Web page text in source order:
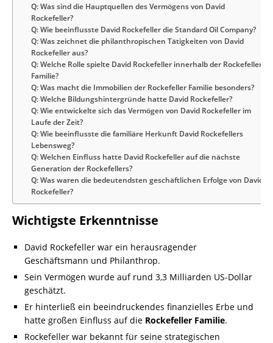
Q: Was sind die Hauptquellen des Vermögens von David
Rockefeller?
Q: Wie beeinflusste David Rockefeller die Standard Oil Company?
Q: Was zeichnet die philanthropischen Tätigkeiten von David
Rockefeller aus?
Q: Welche Rolle spielte David Rockefeller innerhalb der Rockefeller
Familie?
Q: Was macht die Immobilien der Rockefeller Familie besonders?
Q: Welche Bildungshintergründe hatte David Rockefeller?
Q: Wie entwickelte sich das Vermögen von David Rockefeller im
Laufe der Zeit?
Q: Wie beeinflusste die familiäre Herkunft David Rockefellers
Lebensweg?
Q: Welchen Einfluss hatte David Rockefeller auf die nächste
Generation der Rockefellers?
Q: Was waren die bedeutendsten geschäftlichen Erfolge von David
Rockefeller?
Wichtigste Erkenntnisse
David Rockefeller war ein herausragender
Geschäftsmann und Philanthrop.
Sein Vermögen wurde auf rund 3,3 Milliarden US-Dollar
geschätzt.
Er hinterließ ein beeindruckendes finanzielles Erbe und
hatte großen Einfluss auf die Rockefeller Familie.
Rockefeller war bekannt für seine strategischen